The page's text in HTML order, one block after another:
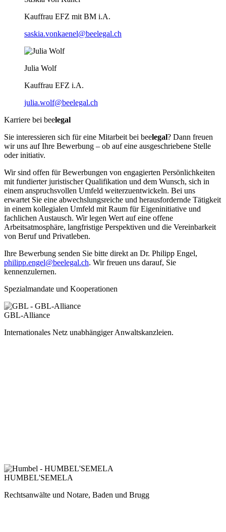
Kauffrau EFZ mit BM i.A.
saskia.vonkaenel@beelegal.ch
Julia Wolf
Kauffrau EFZ i.A.
julia.wolf@beelegal.ch
Karriere bei beelegal
Sie interessieren sich für eine Mitarbeit bei beelegal? Dann freuen
wir uns auf Ihre Bewerbung – ob auf eine ausgeschriebene Stelle
oder initiativ.
Wir sind offen für Bewerbungen von engagierten Persönlichkeiten
mit fundierter juristischer Qualifikation und dem Wunsch, sich in
einem anspruchsvollen Umfeld weiterzuentwickeln. Bei uns
erwartet Sie eine abwechslungsreiche und herausfordernde Tätigkeit
in einem kollegialen Umfeld mit Raum für Eigeninitiative und
fachlichen Austausch. Wir legen Wert auf eine offene
Arbeitsatmosphäre, langfristige Perspektiven und die Vereinbarkeit
von Beruf und Privatleben.
Ihre Bewerbung senden Sie bitte direkt an Dr. Philipp Engel,
philipp.engel@beelegal.ch. Wir freuen uns darauf, Sie
kennenzulernen.
Spezialmandate und Kooperationen
GBL-Alliance
Internationales Netz unabhängiger Anwaltskanzleien.
HUMBEL'SEMELA
Rechtsanwälte und Notare, Baden und Brugg